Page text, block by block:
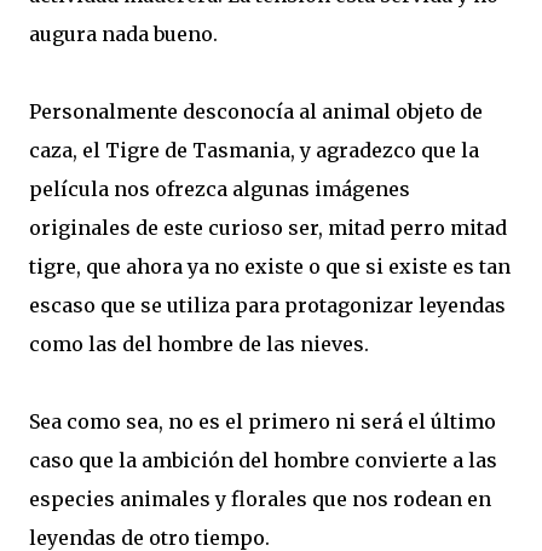
augura nada bueno.
Personalmente desconocía al animal objeto de
caza, el Tigre de Tasmania, y agradezco que la
película nos ofrezca algunas imágenes
originales de este curioso ser, mitad perro mitad
tigre, que ahora ya no existe o que si existe es tan
escaso que se utiliza para protagonizar leyendas
como las del hombre de las nieves.
Sea como sea, no es el primero ni será el último
caso que la ambición del hombre convierte a las
especies animales y florales que nos rodean en
leyendas de otro tiempo.